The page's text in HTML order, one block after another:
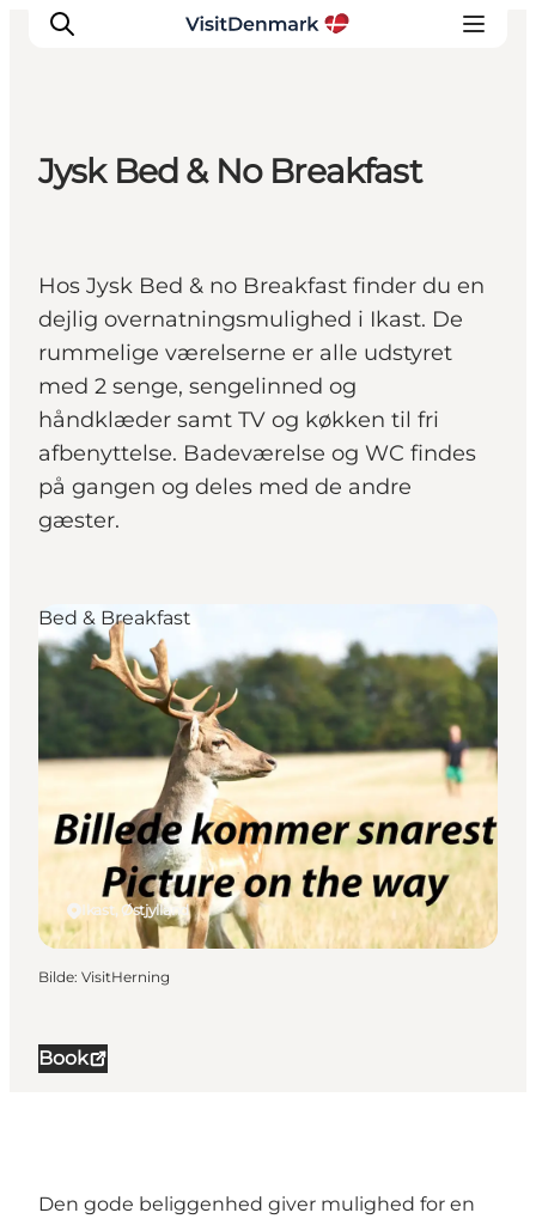
Aktiviteter
Overnatting
Planlegg reisen
Jysk Bed & No Breakfast
Hos Jysk Bed & no Breakfast finder du en
dejlig overnatningsmulighed i Ikast. De
rummelige værelserne er alle udstyret
med 2 senge, sengelinned og
håndklæder samt TV og køkken til fri
afbenyttelse. Badeværelse og WC findes
på gangen og deles med de andre
gæster.
Book
Ikast, Østjylland
Bed & Breakfast
Bilde: VisitHerning
Den gode beliggenhed giver mulighed for en